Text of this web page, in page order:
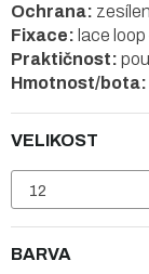
VELIKOST
BARVA
Ochrana:
Fixace: lace
Praktičnost:
Hmotnost/bota: